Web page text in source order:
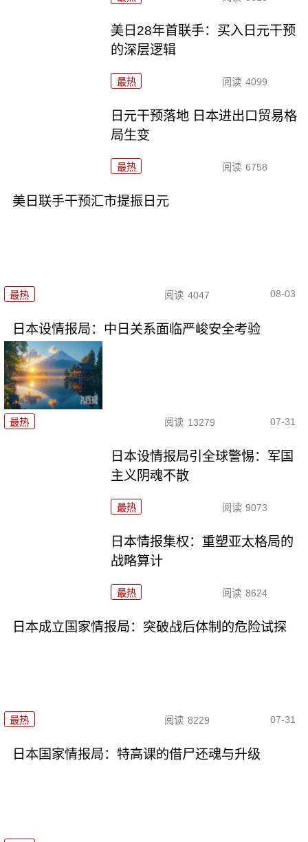
美日28年首联手：买入日元干预
的深层逻辑
最热 阅读 4099
日元干预落地 日本进出口贸易格
局生变
最热 阅读 6758
美日联手干预汇市提振日元
最热 阅读 4047 08-03
日本设情报局：中日关系面临严峻安全考验
最热 阅读 13279 07-31
日本设情报局引全球警惕：军国
主义阴魂不散
最热 阅读 9073
日本情报集权：重塑亚太格局的
战略算计
最热 阅读 8624
日本成立国家情报局：突破战后体制的危险试探
最热 阅读 8229 07-31
日本国家情报局：特高课的借尸还魂与升级